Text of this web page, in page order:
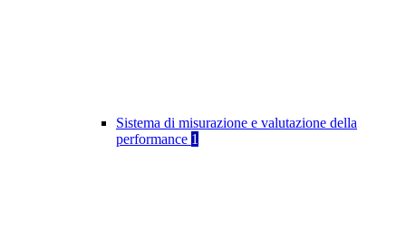
Sistema di misurazione e valutazione della
performance 1